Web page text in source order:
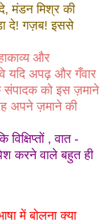
दे, मंडन मिश्र की
दे! गज़ब! इससे
और
यदि अपढ़ और गँवार
संपादक को इस ज़माने
अपने ज़माने की
, वात -
करने वाले बहुत ही
में बोलना क्या